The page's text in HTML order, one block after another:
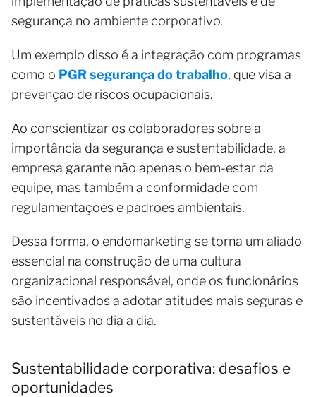
segurança no ambiente corporativo.
Um exemplo disso é a integração com programas
como o PGR segurança do trabalho, que visa a
prevenção de riscos ocupacionais.
Ao conscientizar os colaboradores sobre a
importância da segurança e sustentabilidade, a
empresa garante não apenas o bem-estar da
equipe, mas também a conformidade com
regulamentações e padrões ambientais.
Dessa forma, o endomarketing se torna um aliado
essencial na construção de uma cultura
organizacional responsável, onde os funcionários
são incentivados a adotar atitudes mais seguras e
sustentáveis no dia a dia.
Sustentabilidade corporativa: desafios e
oportunidades